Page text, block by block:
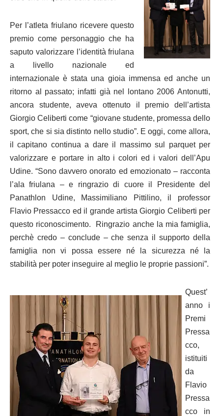
Per l’atleta friulano ricevere questo
premio come personaggio che ha
saputo valorizzare l’identità friulana
a livello nazionale ed
internazionale è stata una gioia immensa ed anche un
ritorno al passato; infatti già nel lontano 2006 Antonutti,
ancora studente, aveva ottenuto il premio dell’artista
Giorgio Celiberti come “giovane studente, promessa dello
sport, che si sia distinto nello studio”. E oggi, come allora,
il capitano continua a dare il massimo sul parquet per
valorizzare e portare in alto i colori ed i valori dell’Apu
Udine. “Sono davvero onorato ed emozionato – racconta
l’ala friulana – e ringrazio di cuore il Presidente del
Panathlon Udine, Massimiliano Pittilino, il professor
Flavio Pressacco ed il grande artista Giorgio Celiberti per
questo riconoscimento. Ringrazio anche la mia famiglia,
perchè credo – conclude – che senza il supporto della
famiglia non vi possa essere né la sicurezza né la
stabilità per poter inseguire al meglio le proprie passioni”.
Quest’
anno i
Premi
Pressa
cco,
istituiti
da
Flavio
Pressa
cco in